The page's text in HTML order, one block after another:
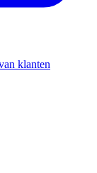
klanten